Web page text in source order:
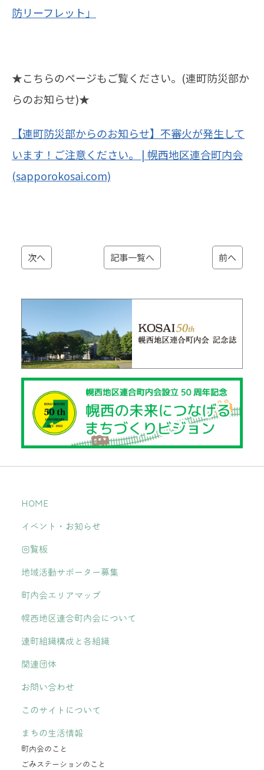
防リーフレット」
★こちらのページもご覧ください。(連町防災部か
らのお知らせ)★
【連町防災部からのお知らせ】不審火が発生して
います！ご注意ください。 | 幌西地区連合町内会
(sapporokosai.com)
次へ 記事一覧へ 前へ
HOME
イベント・お知らせ
回覧板
地域活動サポーター募集
町内会エリアマップ
幌西地区連合町内会について
連町組織構成と各組織
関連団体
お問い合わせ
このサイトについて
まちの生活情報
町内会のこと
ごみステーションのこと